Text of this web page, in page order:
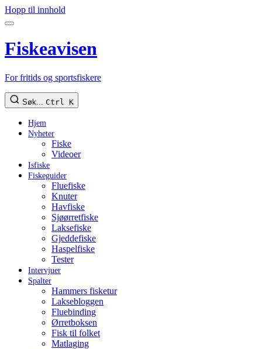
Hopp til innhold
Fiskeavisen
For fritids og sportsfiskere
Søk... Ctrl K
Hjem
Nyheter
Fiske
Videoer
Isfiske
Fiskeguider
Fluefiske
Knuter
Havfiske
Sjøørretfiske
Laksefiske
Gjeddefiske
Haspelfiske
Tester
Intervjuer
Spalter
Hammers fisketur
Laksebloggen
Fluebinding
Ørretboksen
Fisk til folket
Matlaging